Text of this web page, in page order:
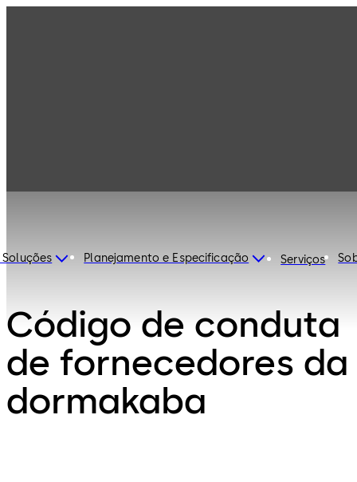
Planejamento e Especificação Serviços
Código de conduta
de fornecedores da
dormakaba